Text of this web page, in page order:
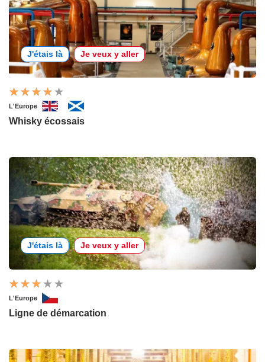
J'étais là Je veux y aller
L'Europe
Whisky écossais
J'étais là Je veux y aller
L'Europe
Ligne de démarcation